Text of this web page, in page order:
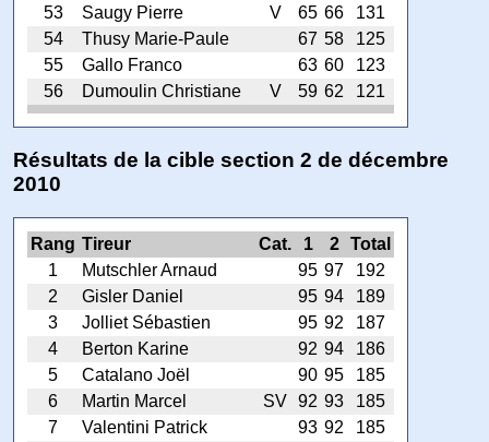
53
Saugy Pierre V 65 66
131
54
Thusy Marie-Paule 67 58
125
55
Gallo Franco 63 60
123
56
Dumoulin Christiane V 59 62 121
Résultats de la cible section 2 de décembre
2010
Rang Tireur Cat. 1 2
Total
1
Mutschler Arnaud 95 97
192
2
Gisler Daniel 95 94
189
3
Jolliet Sébastien 95 92
187
4
Berton Karine 92 94
186
5
Catalano Joël 90 95
185
6
Martin Marcel SV 92 93
185
7
Valentini Patrick 93 92
185